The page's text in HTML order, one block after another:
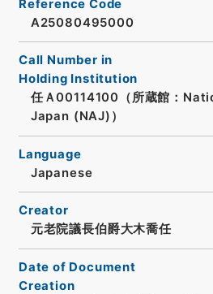
Reference Code
A25080495000
Call Number in
Holding Institution
任Ａ00114100（所蔵館：
Japan (NAJ)）
Language
Japanese
Creator
元老院議長伯爵大木喬任
Date of Document
Creation